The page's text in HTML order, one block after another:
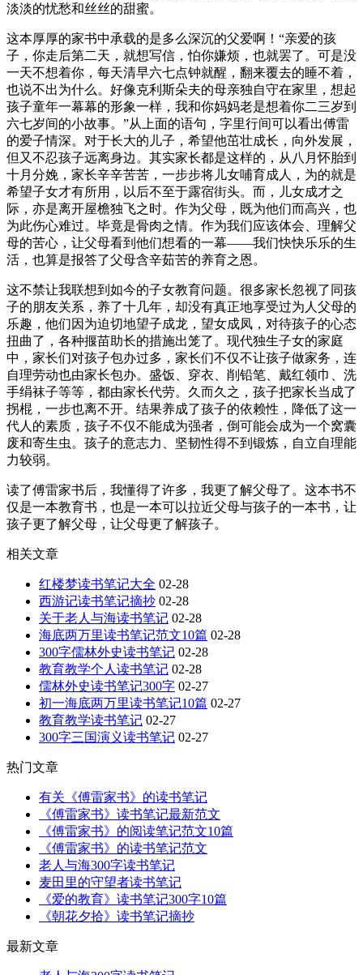
淡淡的忧愁和丝丝的甜蜜。
这本厚厚的家书中承载的是多么深沉的父爱啊！“亲爱的孩
子，你走后第二天，就想写信，怕你嫌烦，也就罢了。可是没
一天不想着你，每天清早六七点钟就醒，翻来覆去的睡不着，
也说不出为什么。好像克利斯朵夫的母亲独自守在家里，想起
孩子童年一幕幕的形象一样，我和你妈妈老是想着你二三岁到
六七岁间的小故事。”从上面的语句，字里行间可以看出傅雷
的爱子情深。对于长大的儿子，希望他茁壮成长，向外发展，
但又不忍孩子远离身边。其实家长都是这样的，从八月怀胎到
十月分娩，家长辛辛苦苦，一步步将儿女哺育成人，为的就是
希望子女才有所用，以后不至于露宿街头。而，儿女成才之
际，亦是离开屋檐独飞之时。作为父母，既为他们而高兴，也
为此伤心难过。毕竟是骨肉之情。作为我们应该体会、理解父
母的苦心，让父母看到他们想看的一幕——我们快快乐乐的生
活，也算是报答了父母含辛茹苦的养育之恩。
这不禁让我联想到如今的子女教育问题。很多家长忽视了同孩
子的朋友关系，养了十几年，却没有真正地享受过为人父母的
乐趣，他们因为迫切地望子成龙，望女成凤，对待孩子的心态
扭曲了，各种揠苗助长的措施出笼了。现代独生子女的家庭
中，家长们对孩子包办过多，家长们不仅不让孩子做家务，连
自理劳动也由家长包办。盛饭、穿衣、削铅笔、戴红领巾、洗
手绢袜子等等，都由家长代劳。久而久之，孩子把家长当成了
拐棍，一步也离不开。结果养成了孩子的依赖性，降低了这一
代人的素质，孩子不仅不能成为强者，倒可能会成为一个窝囊
废和寄生虫。孩子的意志力、坚韧性得不到锻炼，自立自理能
力较弱。
读了傅雷家书后，我懂得了许多，我更了解父母了。这本书不
仅是一本教育书，也是一本可以拉近父母与孩子的一本书，让
孩子更了解父母，让父母更了解孩子。
相关文章
红楼梦读书笔记大全 02-28
西游记读书笔记摘抄 02-28
关于老人与海读书笔记 02-28
海底两万里读书笔记范文10篇 02-28
300字儒林外史读书笔记 02-28
教育教学个人读书笔记 02-28
儒林外史读书笔记300字 02-27
初一海底两万里读书笔记10篇 02-27
教育教学读书笔记 02-27
300字三国演义读书笔记 02-27
热门文章
有关《傅雷家书》的读书笔记
《傅雷家书》读书笔记最新范文
《傅雷家书》的阅读笔记范文10篇
《傅雷家书》的读书笔记范文
老人与海300字读书笔记
麦田里的守望者读书笔记
《爱的教育》读书笔记300字10篇
《朝花夕拾》读书笔记摘抄
最新文章